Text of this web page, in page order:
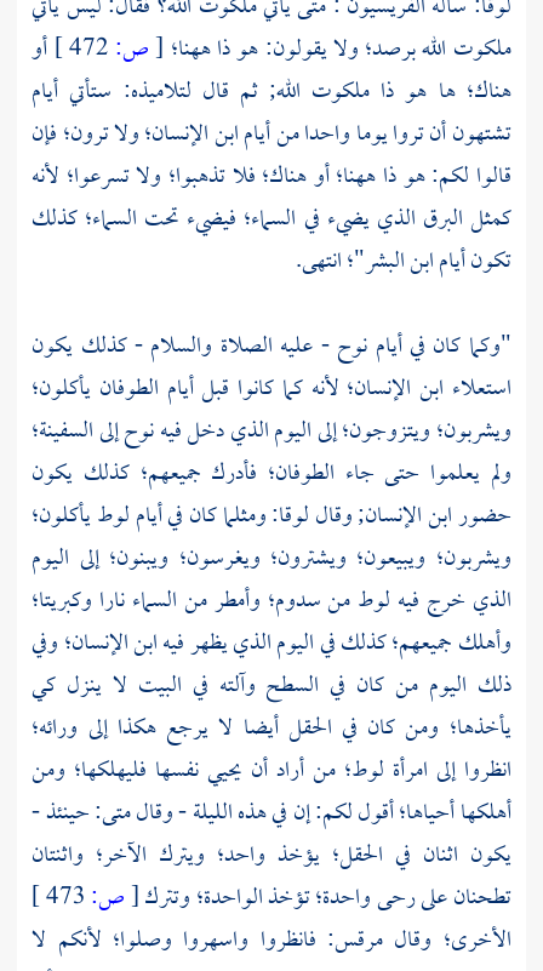
ملكوت الله برصد؛ ولا يقولون: هو ذا ههنا؛ [ص:
أو
هناك؛ ها هو ذا ملكوت الله; ثم قال لتلاميذه: ستأتي أيام
تشتهون أن تروا يوما واحدا من أيام ابن الإنسان؛ ولا ترون؛ فإن
قالوا لكم: هو ذا ههنا؛ أو هناك؛ فلا تذهبوا؛ ولا تسرعوا؛ لأنه
كمثل البرق الذي يضيء في السماء؛ فيضيء تحت السماء؛ كذلك
تكون أيام ابن البشر"؛ انتهى.
"وكما كان في أيام نوح- عليه الصلاة والسلام - كذلك يكون
استعلاء ابن الإنسان؛ لأنه كما كانوا قبل أيام الطوفان يأكلون؛
ويشربون؛ ويتزوجون؛ إلى اليوم الذي دخل فيهنوحإلى السفينة؛
ولم يعلموا حتى جاء الطوفان؛ فأدرك جميعهم؛ كذلك يكون
حضور ابن الإنسان; وقاللوقا:ومثلما كان في أياملوطيأكلون؛
ويشربون؛ ويبيعون؛ ويشترون؛ ويغرسون؛ ويبنون؛ إلى اليوم
الذي خرج فيه لوطمنسدوم؛ وأمطر من السماء نارا وكبريتا؛
وأهلك جميعهم؛ كذلك في اليوم الذي يظهر فيه ابن الإنسان؛ وفي
ذلك اليوم من كان في السطح وآلته في البيت لا ينزل كي
يأخذها؛ ومن كان في الحقل أيضا لا يرجع هكذا إلى ورائه؛
انظروا إلى امرأة لوط؛من أراد أن يحيي نفسها فليهلكها؛ ومن
أهلكها أحياها؛ أقول لكم: إن في هذه الليلة - وقالمتى:حينئذ -
يكون اثنان في الحقل؛ يؤخذ واحد؛ ويترك الآخر؛ واثنتان
تطحنان على رحى واحدة؛ تؤخذ الواحدة؛ وتترك[ص:
الأخرى؛ وقال مرقس: فانظروا واسهروا وصلوا؛ لأنكم لا